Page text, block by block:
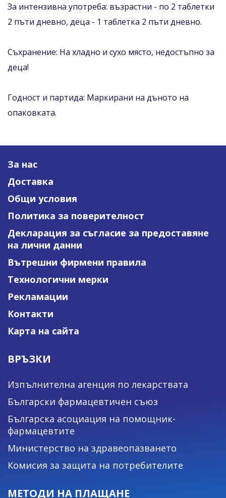
За интензивна употреба: възрастни - по 2 таблетки
2 пъти дневно, деца - 1 таблетка 2 пъти дневно.
Съхранение: На хладно и сухо място, недостъпно за
деца!
Годност и партида: Маркирани на дъното на
опаковката.
За нас
Доставка
Общи условия
Политика за поверителност
Декларация за съгласие за предоставяне
на лични данни
Вътрешни фирмени правила
Технологични мерки
Рекламации
Контакти
Карта на сайта
ВРЪЗКИ
Изпълнителна агенция по лекарствата
Български фармацевтичен съюз
Българска асоциация на помощник-
фармацевтите
Министерство на здравеопазването
Комисия за защита на потребителите
МЕТОДИ НА ПЛАЩАНЕ